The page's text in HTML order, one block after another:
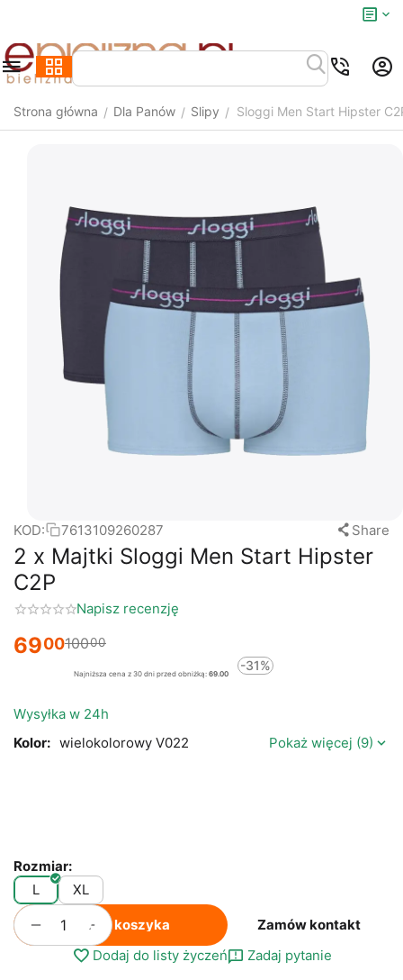
Strona główna / Dla Panów / Slipy / Sloggi Men Start Hipster
KOD: 7613109260287 Share
2 x Majtki Sloggi Men Start Hipster
C2P
Napisz recenzję
690010000
Najniższa cena z 30 dni przed obniżką: 69.00
-31%
Wysyłka w 24h
Kolor: wielokolorowy V022 Pokaż więcej (9)
Rozmiar:
L
XL
+
− Do koszyka
Zamów kontakt
Dodaj do listy życzeń
Zadaj pytanie